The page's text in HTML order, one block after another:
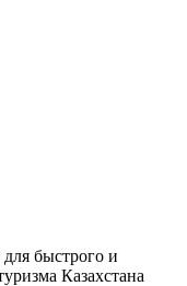
быстрого и
Казахстана